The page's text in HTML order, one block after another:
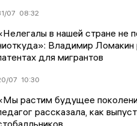
07 08:32
в нашей стране не
Владимир Ломакин
для мигрантов
07 10:30
растим будущее
рассказала, как